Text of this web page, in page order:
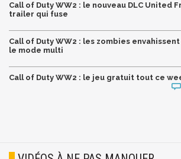
Call of Duty WW2 : le nouveau DLC United
trailer qui fuse
Call of Duty WW2 : les zombies
le mode multi
Call of Duty WW2 : le jeu gratuit tout ce